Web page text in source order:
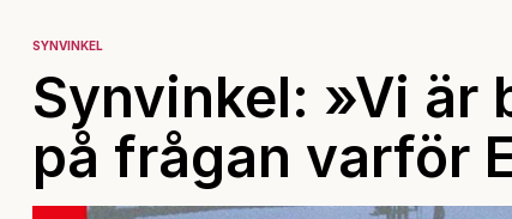
SYNVINKEL
Synvinkel: »Vi är
på frågan varför